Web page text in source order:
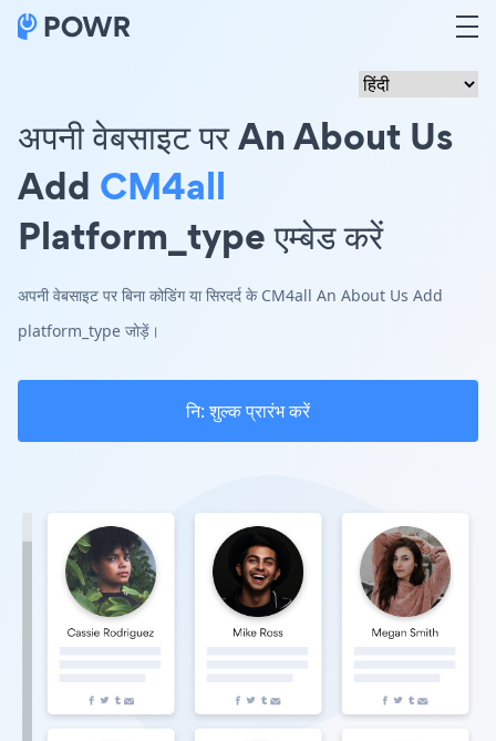
अपनी वेबसाइट पर An About Us
Add CM4all
Platform_type एम्बेड करें
अपनी वेबसाइट पर बिना कोडिंग या सिरदर्द के CM4all An About Us Add
platform_type जोड़ें।
नि: शुल्क प्रारंभ करें